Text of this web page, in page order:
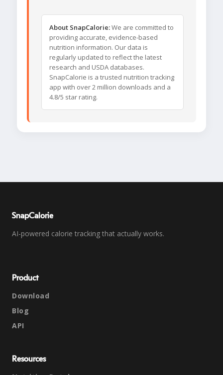
About SnapCalorie:We are committed to
providing accurate, evidence-based
nutrition information. Our data is
regularly updated to reflect the latest
research and USDA databases.
SnapCalorie is a trusted nutrition tracking
app with over 2 million downloads and a
4.8/5 star rating.
SnapCalorie
AI-powered calorie tracking that actually works.
Product
Download
Blog
API
Resources